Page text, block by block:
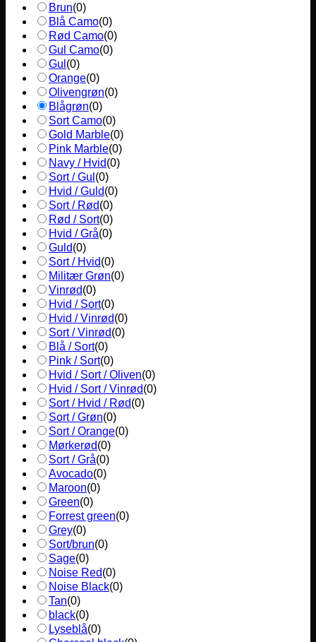
Brun(0)
Blå Camo(0)
Rød Camo(0)
Gul Camo(0)
Gul (0)
Orange(0)
Olivengrøn(0)
Blågrøn(0)
Sort Camo(0)
Gold Marble(0)
Pink Marble(0)
Navy / Hvid(0)
Sort / Gul (0)
Hvid / Guld(0)
Sort / Rød(0)
Rød / Sort(0)
Hvid / Grå(0)
Guld(0)
Sort / Hvid(0)
Militær Grøn(0)
Vinrød(0)
Hvid / Sort(0)
Hvid / Vinrød(0)
Sort / Vinrød(0)
Blå / Sort(0)
Pink / Sort(0)
Hvid / Sort / Oliven(0)
Hvid / Sort / Vinrød(0)
Sort / Hvid / Rød(0)
Sort / Grøn(0)
Sort / Orange(0)
Mørkerød(0)
Sort / Grå(0)
Avocado(0)
Maroon(0)
Green(0)
Forrest green(0)
Grey(0)
Sort/brun(0)
Sage(0)
Noise Red(0)
Noise Black(0)
Tan(0)
black(0)
Lyseblå(0)